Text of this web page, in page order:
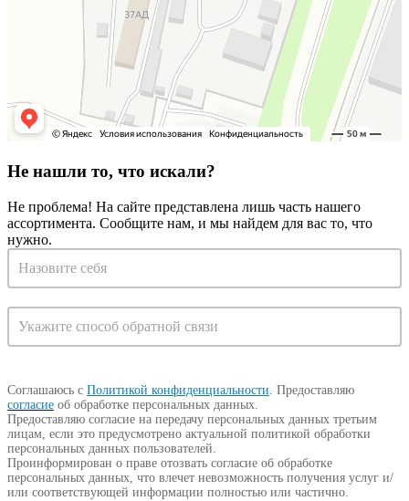
Не нашли то, что искали?
Не проблема! На сайте представлена лишь часть нашего
ассортимента. Сообщите нам, и мы найдем для вас то, что
нужно.
Запрос
на
консультацию
Соглашаюсь с Политикой конфиденциальности. Предоставляю
согласие об обработке персональных данных.
Предоставляю согласие на передачу персональных данных третьим
лицам, если это предусмотрено актуальной политикой обработки
персональных данных пользователей.
Проинформирован о праве отозвать согласие об обработке
персональных данных, что влечет невозможность получения услуг и/
или соответствующей информации полностью или частично.